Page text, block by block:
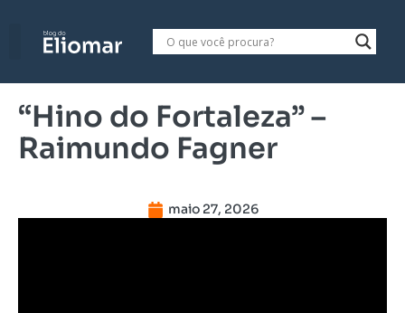
“Hino do Fortaleza” –
Raimundo Fagner
maio 27, 2026